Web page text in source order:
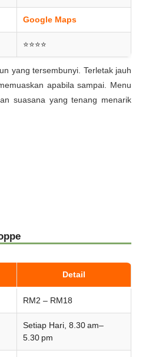
Google Maps
⭐⭐⭐⭐
yang tersembunyi. Terletak jauh
apabila sampai. Menu
suasana yang tenang menarik
Detail
RM2 – RM18
Setiap Hari, 8.30 am–
5.30 pm